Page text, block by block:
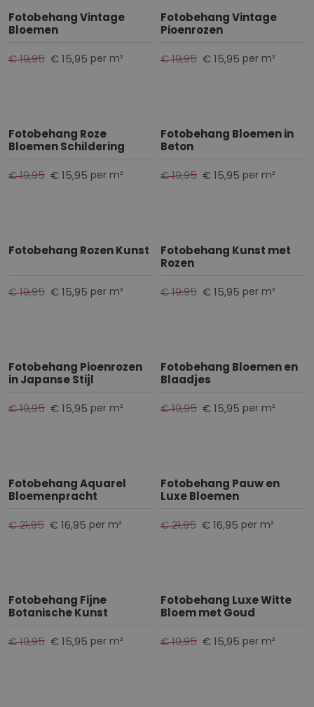
Fotobehang Vintage
Bloemen
€ 15,95 per m²
€ 19,95
Fotobehang Vintage
Pioenrozen
€ 15,95 per m²
€ 19,95
Fotobehang Roze
Bloemen Schildering
€ 15,95 per m²
€ 19,95
Fotobehang Bloemen in
Beton
€ 15,95 per m²
€ 19,95
Fotobehang Rozen Kunst
€ 15,95 per m²
€ 19,95
Fotobehang Kunst met
Rozen
€ 15,95 per m²
€ 19,95
Fotobehang Pioenrozen
in Japanse Stijl
€ 15,95 per m²
€ 19,95
Fotobehang Bloemen en
Blaadjes
€ 15,95 per m²
€ 19,95
Fotobehang Aquarel
Bloemenpracht
€ 16,95 per m²
€ 21,95
Fotobehang Pauw en
Luxe Bloemen
€ 16,95 per m²
€ 21,95
Fotobehang Fijne
Botanische Kunst
€ 15,95 per m²
€ 19,95
Fotobehang Luxe Witte
Bloem met Goud
€ 15,95 per m²
€ 19,95